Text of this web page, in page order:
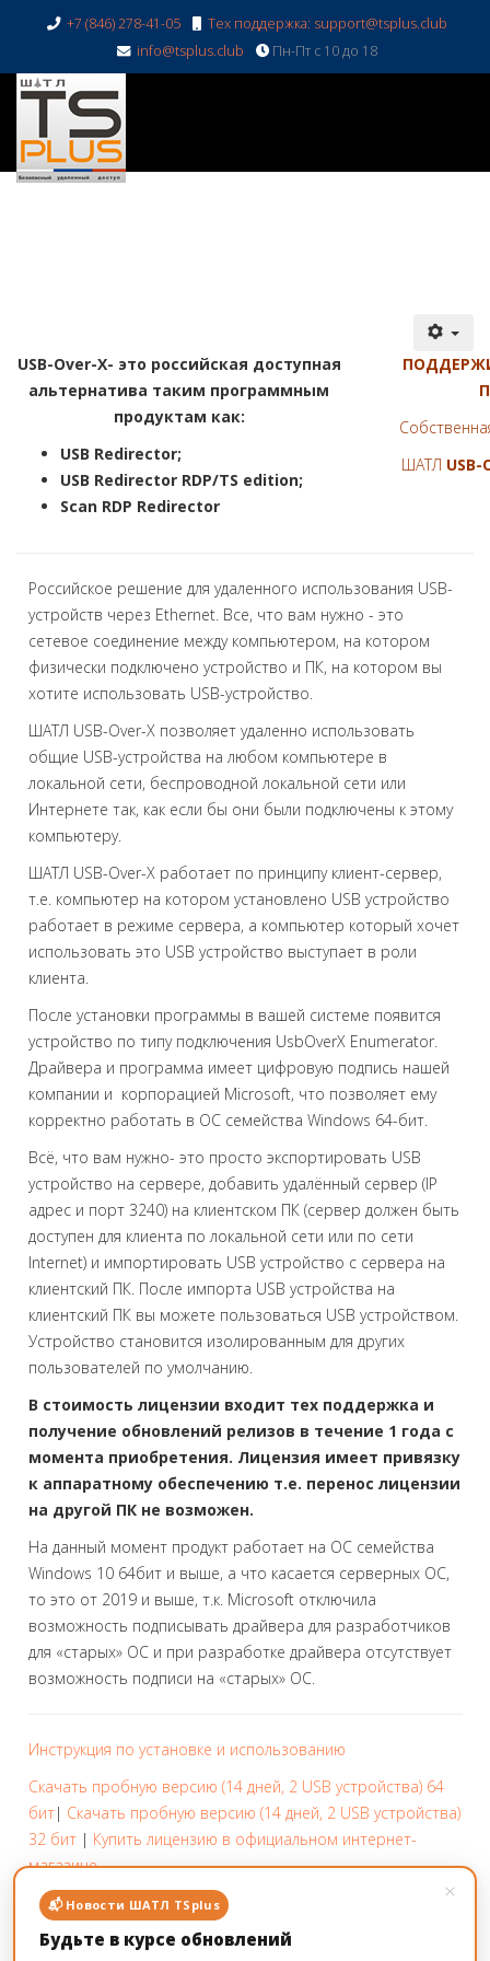
+7 (846) 278-41-05
Тех поддержка: support@tsplus.club
info@tsplus.club
Пн-Пт с 10 до 18
USB-Over-X- это российская доступная
альтернатива таким программным
продуктам как:
USB Redirector;
USB Redirector RDP/TS edition;
Scan RDP Redirector
ШАТЛ
Российское решение для удаленного использования USB-
устройств через Ethernet. Все, что вам нужно - это
сетевое соединение между компьютером, на котором
физически подключено устройство и ПК, на котором вы
хотите использовать USB-устройство.
ШАТЛ USB-Over-X позволяет удаленно использовать
общие USB-устройства на любом компьютере в
локальной сети, беспроводной локальной сети или
Интернете так, как если бы они были подключены к этому
компьютеру.
ШАТЛ USB-Over-X работает по принципу клиент-сервер,
т.е. компьютер на котором установлено USB устройство
работает в режиме сервера, а компьютер который хочет
использовать это USB устройство выступает в роли
клиента.
После установки программы в вашей системе появится
устройство по типу подключения UsbOverX Enumerator.
Драйвера и программа имеет цифровую подпись нашей
компании и корпорацией Microsoft, что позволяет ему
корректно работать в ОС семейства Windows 64-бит.
Всё, что вам нужно- это просто экспортировать USB
устройство на сервере, добавить удалённый сервер (IP
адрес и порт 3240) на клиентском ПК (сервер должен быть
доступен для клиента по локальной сети или по сети
Internet) и импортировать USB устройство с сервера на
клиентский ПК. После импорта USB устройства на
клиентский ПК вы можете пользоваться USB устройством.
Устройство становится изолированным для других
пользователей по умолчанию.
В стоимость лицензии входит тех поддержка и
получение обновлений релизов в течение 1 года с
момента приобретения. Лицензия имеет привязку
к аппаратному обеспечению т.е. перенос лицензии
на другой ПК не возможен.
На данный момент продукт работает на ОС семейства
Windows 10 64бит и выше, а что касается серверных ОС,
то это от 2019 и выше, т.к. Microsoft отключила
возможность подписывать драйвера для разработчиков
для «старых» ОС и при разработке драйвера отсутствует
возможность подписи на «старых» ОС.
Инструкция по установке и использованию
Скачать пробную версию (14 дней, 2 USB устройства) 64
бит| Скачать пробную версию (14 дней, 2 USB устройства)
32 бит| Купить лицензию в официальном интернет-
магазине
×
📬 Новости ШАТЛ TSplus
Будьте в курсе обновлений